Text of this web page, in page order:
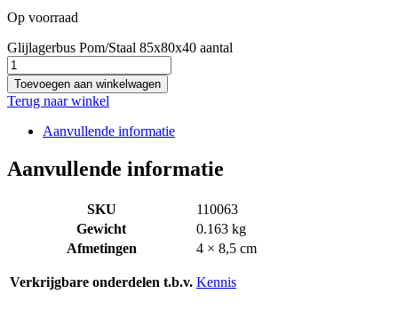
Op voorraad
Glijlagerbus Pom/Staal 85x80x40 aantal
Toevoegen aan winkelwagen
Terug naar winkel
Aanvullende informatie
Aanvullende informatie
SKU
110063
Gewicht
0.163 kg
Afmetingen
4 × 8,5 cm
Verkrijgbare onderdelen t.b.v. Kennis